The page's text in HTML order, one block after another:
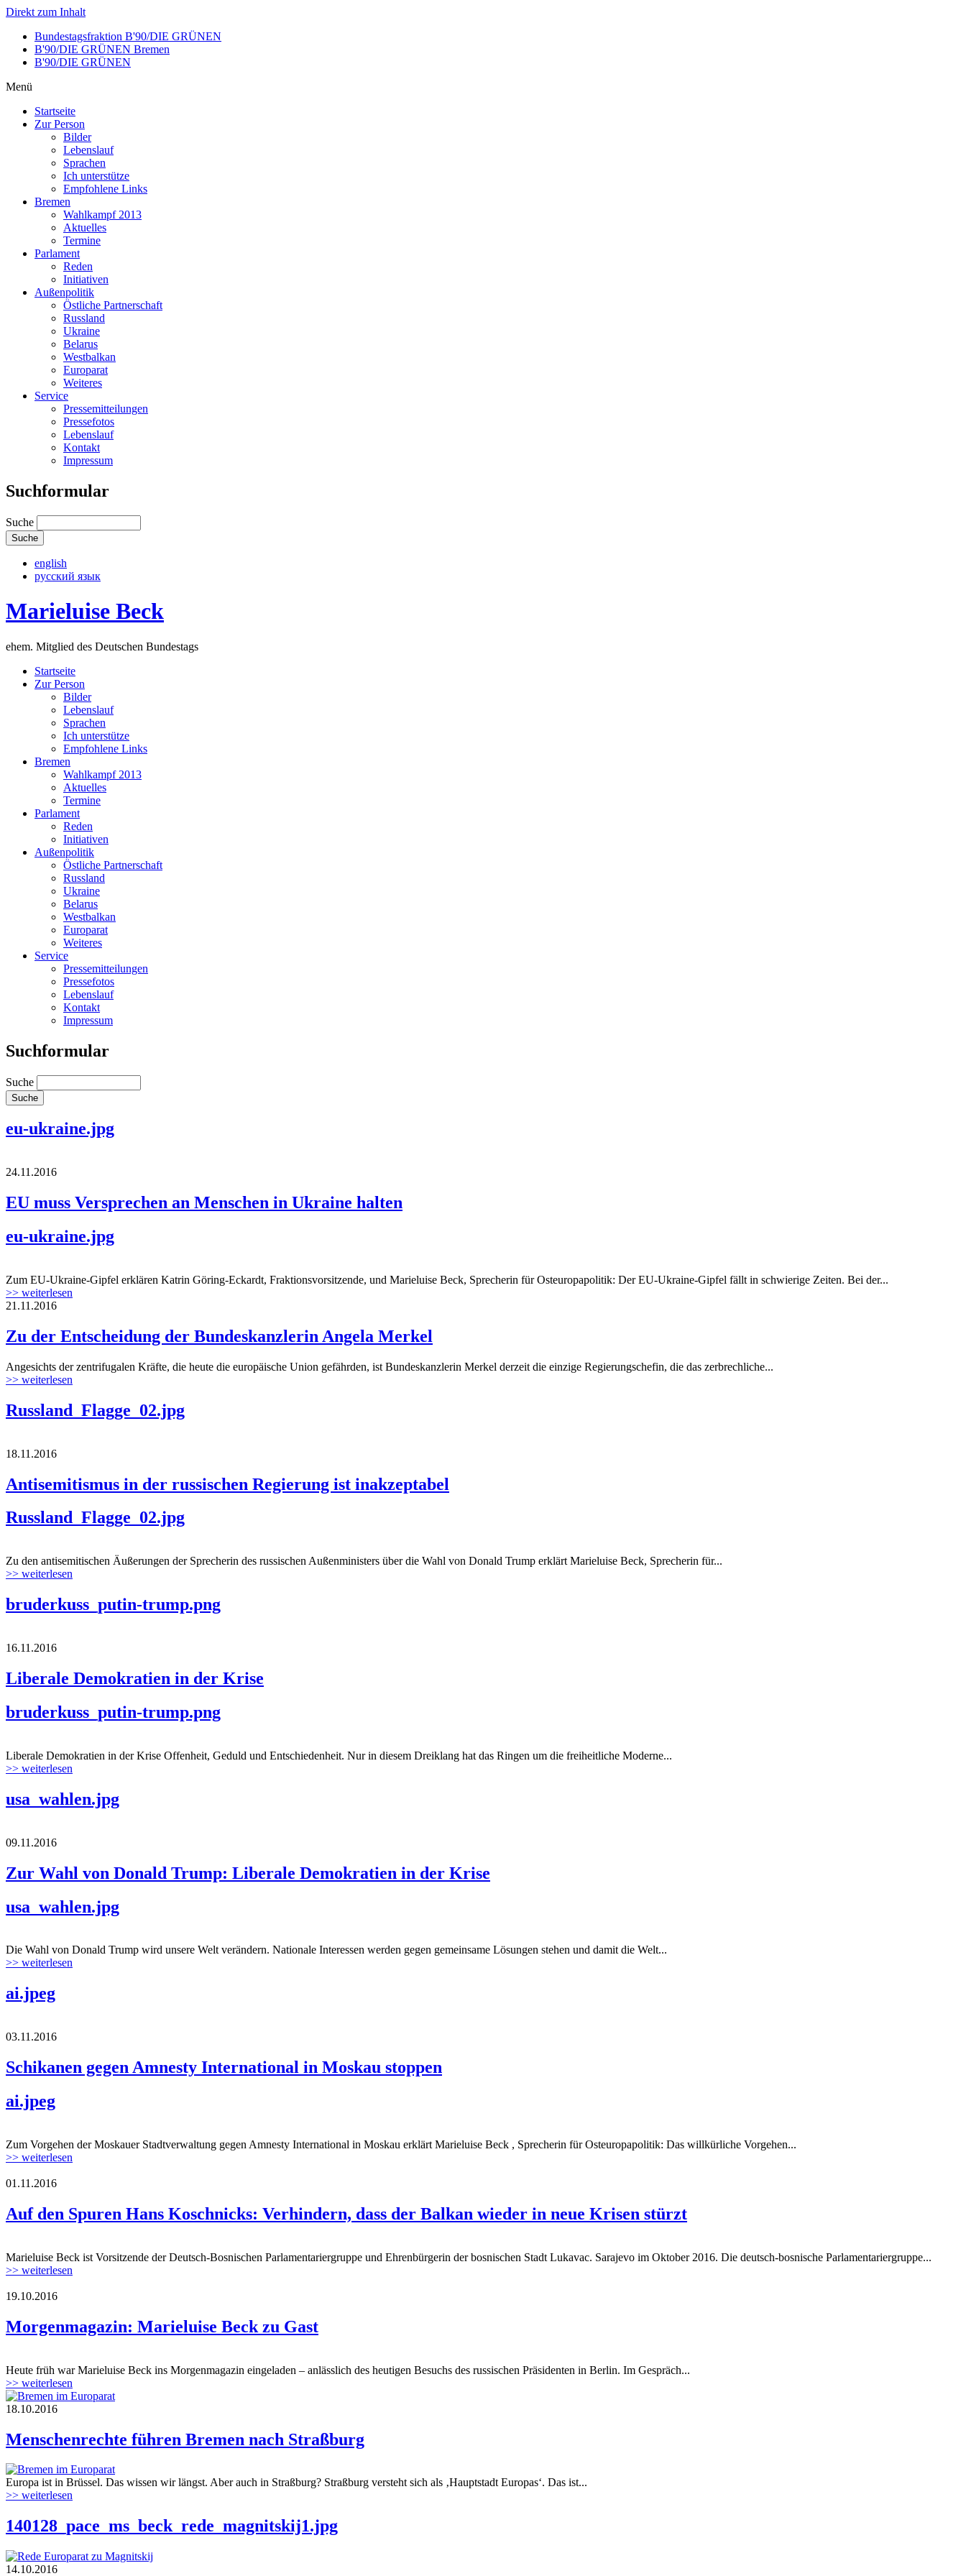
Direkt zum Inhalt
Bundestagsfraktion B'90/DIE GRÜNEN
B'90/DIE GRÜNEN Bremen
B'90/DIE GRÜNEN
Menü
Startseite
Zur Person
Bilder
Lebenslauf
Sprachen
Ich unterstütze
Empfohlene Links
Bremen
Wahlkampf 2013
Aktuelles
Termine
Parlament
Reden
Initiativen
Außenpolitik
Östliche Partnerschaft
Russland
Ukraine
Belarus
Westbalkan
Europarat
Weiteres
Service
Pressemitteilungen
Pressefotos
Lebenslauf
Kontakt
Impressum
Suchformular
Suche
english
русский язык
Marieluise Beck
ehem. Mitglied des Deutschen Bundestags
Startseite
Zur Person
Bilder
Lebenslauf
Sprachen
Ich unterstütze
Empfohlene Links
Bremen
Wahlkampf 2013
Aktuelles
Termine
Parlament
Reden
Initiativen
Außenpolitik
Östliche Partnerschaft
Russland
Ukraine
Belarus
Westbalkan
Europarat
Weiteres
Service
Pressemitteilungen
Pressefotos
Lebenslauf
Kontakt
Impressum
Suchformular
Suche
eu-ukraine.jpg
24.11.2016
EU muss Versprechen an Menschen in Ukraine halten
eu-ukraine.jpg
Zum EU-Ukraine-Gipfel erklären Katrin Göring-Eckardt, Fraktionsvorsitzende, und Marieluise Beck, Sprecherin für Osteuropapolitik: Der EU-Ukraine-Gipfel fällt in schwierige Zeiten. Bei der...
>> weiterlesen
21.11.2016
Zu der Entscheidung der Bundeskanzlerin Angela Merkel
Angesichts der zentrifugalen Kräfte, die heute die europäische Union gefährden, ist Bundeskanzlerin Merkel derzeit die einzige Regierungschefin, die das zerbrechliche...
>> weiterlesen
Russland_Flagge_02.jpg
18.11.2016
Antisemitismus in der russischen Regierung ist inakzeptabel
Russland_Flagge_02.jpg
Zu den antisemitischen Äußerungen der Sprecherin des russischen Außenministers über die Wahl von Donald Trump erklärt Marieluise Beck, Sprecherin für...
>> weiterlesen
bruderkuss_putin-trump.png
16.11.2016
Liberale Demokratien in der Krise
bruderkuss_putin-trump.png
Liberale Demokratien in der Krise Offenheit, Geduld und Entschiedenheit. Nur in diesem Dreiklang hat das Ringen um die freiheitliche Moderne...
>> weiterlesen
usa_wahlen.jpg
09.11.2016
Zur Wahl von Donald Trump: Liberale Demokratien in der Krise
usa_wahlen.jpg
Die Wahl von Donald Trump wird unsere Welt verändern. Nationale Interessen werden gegen gemeinsame Lösungen stehen und damit die Welt...
>> weiterlesen
ai.jpeg
03.11.2016
Schikanen gegen Amnesty International in Moskau stoppen
ai.jpeg
Zum Vorgehen der Moskauer Stadtverwaltung gegen Amnesty International in Moskau erklärt Marieluise Beck , Sprecherin für Osteuropapolitik: Das willkürliche Vorgehen...
>> weiterlesen
01.11.2016
Auf den Spuren Hans Koschnicks: Verhindern, dass der Balkan wieder in neue Krisen stürzt
Marieluise Beck ist Vorsitzende der Deutsch-Bosnischen Parlamentariergruppe und Ehrenbürgerin der bosnischen Stadt Lukavac. Sarajevo im Oktober 2016. Die deutsch-bosnische Parlamentariergruppe...
>> weiterlesen
19.10.2016
Morgenmagazin: Marieluise Beck zu Gast
Heute früh war Marieluise Beck ins Morgenmagazin eingeladen – anlässlich des heutigen Besuchs des russischen Präsidenten in Berlin. Im Gespräch...
>> weiterlesen
18.10.2016
Menschenrechte führen Bremen nach Straßburg
Europa ist in Brüssel. Das wissen wir längst. Aber auch in Straßburg? Straßburg versteht sich als ‚Hauptstadt Europas‘. Das ist...
>> weiterlesen
140128_pace_ms_beck_rede_magnitskij1.jpg
14.10.2016